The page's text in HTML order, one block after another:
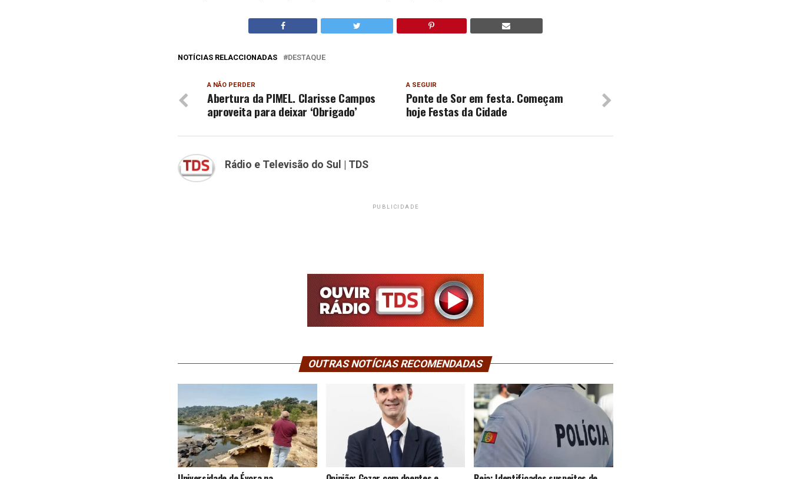
NOTÍCIAS RELACCIONADAS DESTAQUE
A SEGUIR
Ponte de Sor em festa. Começam
hoje Festas da Cidade
A NÃO PERDER
Abertura da PIMEL. Clarisse Campos
aproveita para deixar ‘Obrigado’
Rádio e Televisão do Sul | TDS
PUBLICIDADE
OUTRAS NOTÍCIAS RECOMENDADAS